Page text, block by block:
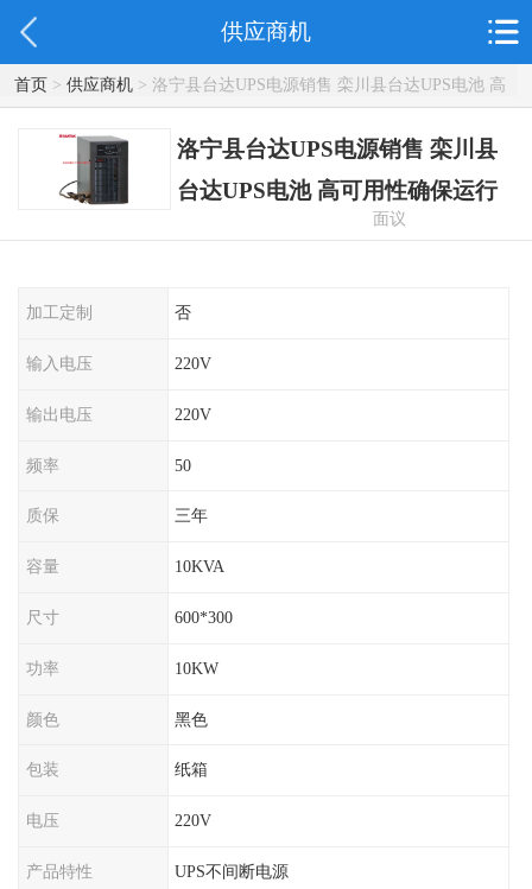
供应商机
首页> 供应商机> 洛宁县台达UPS电源销售 栾川县台达UPS电池 高
可用性确保运行
洛宁县台达UPS电源销售 栾川县
台达UPS电池 高可用性确保运行
面议
加工定制 否
输入电压 220V
输出电压 220V
频率 50
质保 三年
容量 10KVA
尺寸 600*300
功率 10KW
颜色 黑色
包装 纸箱
电压 220V
产品特性 UPS不间断电源